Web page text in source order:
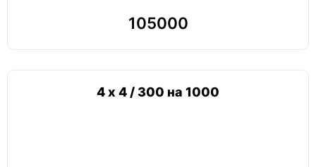
105000
4 х 4 / 300 на 1000